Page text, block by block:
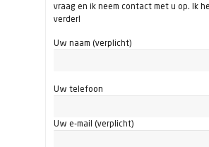
vraag en ik neem contact met u op. Ik
verder!
Uw naam (verplicht)
Uw telefoon
Uw e-mail (verplicht)